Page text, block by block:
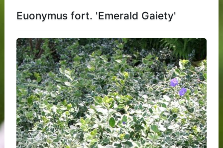
Euonymus fort. 'Emerald Gaiety'